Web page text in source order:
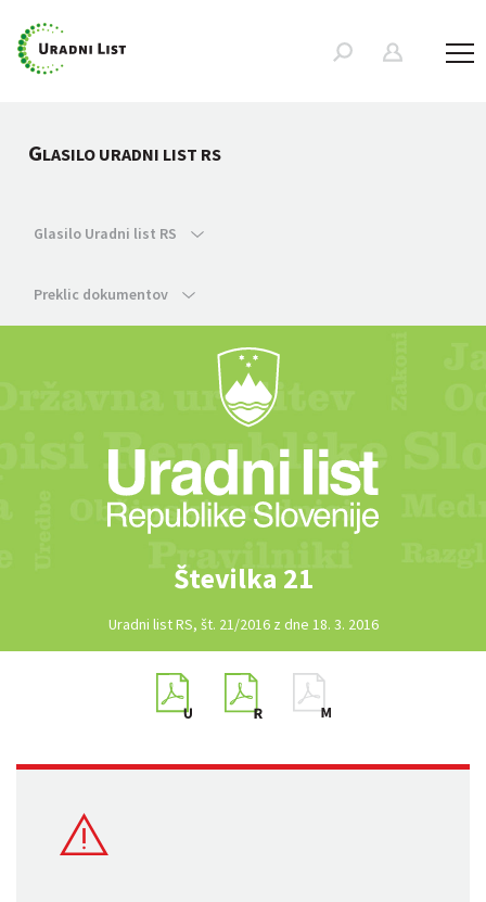
GLASILO URADNI LIST RS
Glasilo Uradni list RS
Preklic dokumentov
Številka 21
Uradni list RS, št. 21/2016 z dne 18. 3. 2016